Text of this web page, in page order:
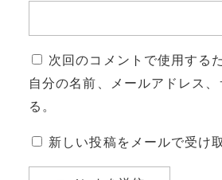
次回のコメントで使用する
自分の名前、メールアドレス
る。
新しい投稿をメールで受け